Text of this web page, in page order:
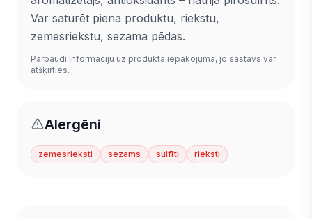
Var saturēt piena produktu, riekstu,
zemesriekstu, sezama pēdas.
Pārbaudi informāciju uz produkta iepakojuma, jo sastāvs var
atšķirties.
Alergēni
zemesrieksti sezams sulfīti rieksti